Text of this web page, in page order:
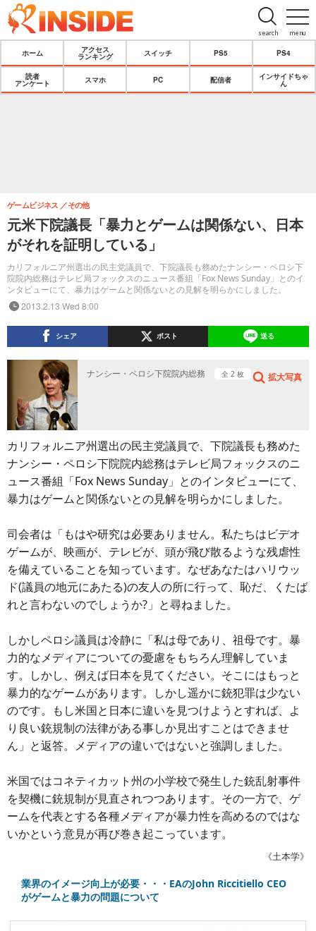
menu
search
ホーム
アクセス
ランキング
スイッチ PS5 PS4
読者
アンケート
スマホ PC 配信者
インサイドちゃ
ん
元米下院議長「暴力とゲームは関係ない、日本
がそれを証明している」
カリフォルニア州選出の民主党議員で、下院議長も務めたナンシー・ペロシ下
院院内総務はテレビ局フォックスのニュース番組「Fox News Sunday」とのイ
ンタビューにて、暴力はゲームと関係ないとの見解を明らかにしました。
ゲームビジネス その他
2013.2.13 Wed 8:00
シェア ポスト 送る
ナンシー・ペロシ下院院内総務 全 2 枚 拡大写真
カリフォルニア州選出の民主党議員で、下院議長も務めた
ナンシー・ペロシ下院院内総務はテレビ局フォックスのニ
ュース番組「Fox News Sunday」とのインタビューにて、
暴力はゲームと関係ないとの見解を明らかにしました。
司会者は「もはや研究は必要ありません。私たちはビデオ
ゲームが、映画が、テレビが、頭が飛び散るような残虐性
を備えていることを知っています。なぜあなたはハリウッ
ド(議員の地元にあたる)の友人の所に行って、恥だ、くたば
れと言わないのでしょうか?」と尋ねました。
しかしペロシ議員は冷静に「私は母であり、祖母です。暴
力的なメディアについての憂慮をもちろん理解していま
す。しかし、例えば日本を見てください。そこにはもっと
暴力的なゲームがあります。しかし遥かに銃犯罪は少ない
のです。もし米国と日本に違いを見つけようとすれば、よ
り良い銃規制の法律がある事しか見出すことはできませ
ん」と返答。メディアの違いではないと強調しました。
米国ではコネティカット州の小学校で発生した銃乱射事件
を契機に銃規制が見直されつつあります。その一方で、ゲ
ームを代表とする各種メディアが暴力性を高めるのではな
いかという意見が再び巻き起こっています。
《土本学》
業界のイメージ向上が必要・・・EAのJohn Riccitiello CEO
がゲームと暴力の問題について